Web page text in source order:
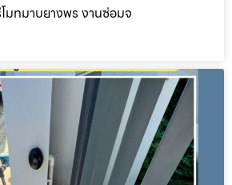
โมทมาบยางพร งานซ่อมจ